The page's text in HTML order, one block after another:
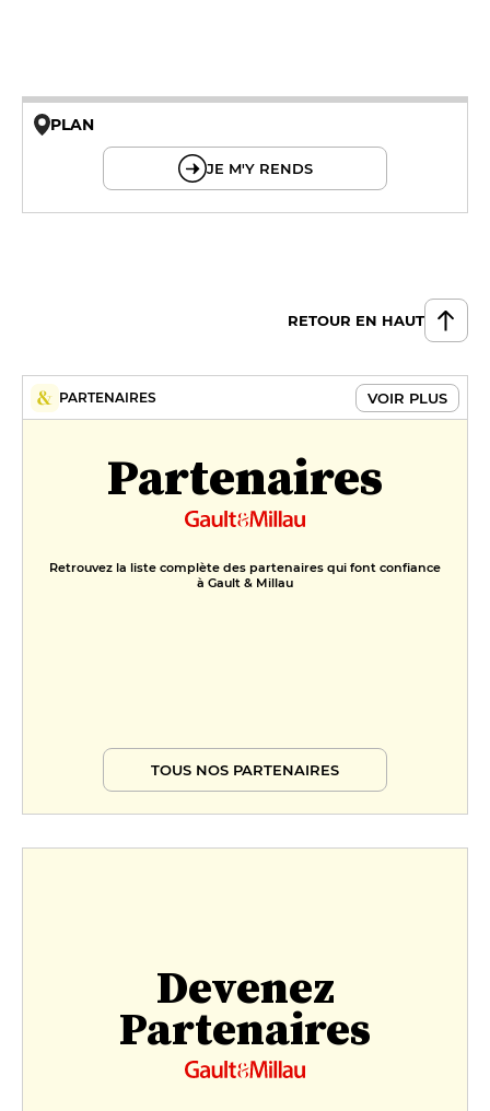
PLAN
JE M'Y RENDS
RETOUR EN HAUT
PARTENAIRES VOIR PLUS
Partenaires
Retrouvez la liste complète des partenaires qui font confiance
à Gault & Millau
TOUS NOS PARTENAIRES
Devenez
Partenaires